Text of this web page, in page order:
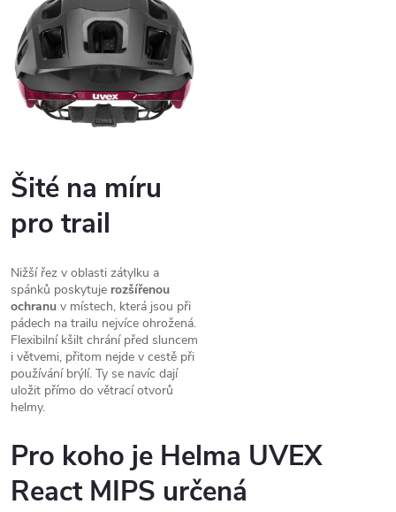
Šité na míru
pro trail
Nižší řez v oblasti zátylku a
spánků poskytuje rozšířenou
ochranu v místech, která jsou při
pádech na trailu nejvíce ohrožená.
Flexibilní kšilt chrání před sluncem
i větvemi, přitom nejde v cestě při
používání brýlí. Ty se navíc dají
uložit přímo do větrací otvorů
helmy.
Pro koho je Helma UVEX
React MIPS určená